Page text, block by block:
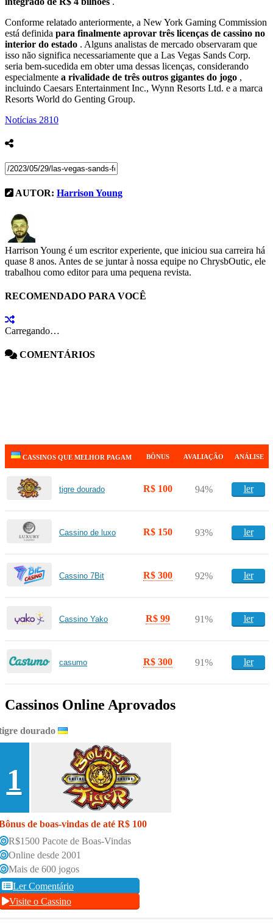
Conforme relatado anteriormente, a New York Gaming Commission
está definida para finalmente aprovar três licenças de cassino no
interior do estado . Alguns analistas de mercado observaram que
isso não significa necessariamente que a Las Vegas Sands Corp.
seria bem-sucedida em obter uma dessas licenças, considerando
especialmente a rivalidade de três outros gigantes do jogo ,
incluindo Caesars Entertainment Inc., Wynn Resorts Ltd. e a marca
Resorts World do Genting Group.
Notícias 2810
AUTOR: Harrison Young
Harrison Young é um escritor experiente, que iniciou sua carreira há
quase 8 anos. Antes de se juntar à nossa equipe no ChrysbOutic, ele
trabalhou como editor para uma pequena revista.
RECOMENDADO PARA VOCÊ
Carregando…
COMENTÁRIOS
CASSINOS QUE MELHOR PAGAM BÔNUS AVALIAÇÃO ANÁLISE
tigre dourado R$ 100 94% ler
Cassino de luxo R$ 150 93% ler
Cassino 7Bit R$ 300 92% ler
Cassino Yako R$ 99 91% ler
casumo R$ 300 91% ler
Cassinos Online Aprovados
dourado
1
de boas-vindas de até R$ 100
R$1500 Pacote de Boas-Vindas
Online desde 2001
Mais de 600 jogos
Ler Comentário
Visite o Cassino